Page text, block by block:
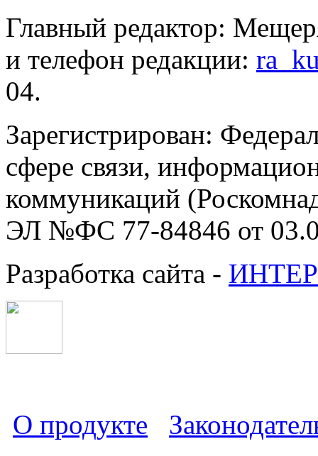
Главный редактор:
и телефон редакции:
04.
Зарегистрирован:
сфере связи,
коммуникаций
ЭЛ №ФС 77-84846 от
Разработка сайта -
О продукте